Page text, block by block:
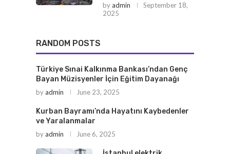
byadmin
September 18,
2025
RANDOM POSTS
Türkiye Sınai Kalkınma Bankası’ndan Genç
Bayan Müzisyenler İçin Eğitim Dayanağı
byadmin June 23, 2025
Kurban Bayramı’nda Hayatını Kaybedenler
ve Yaralanmalar
byadmin June 6, 2025